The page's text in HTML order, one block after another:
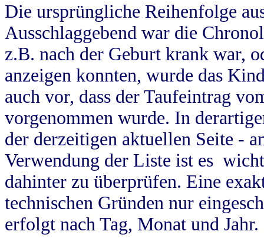
Die ursprüngliche Reihenfolge
Ausschlaggebend war die
z.B. nach der Geburt krank war,
anzeigen konnten, wurde das
auch vor, dass der Taufeintrag
vorgenommen wurde. In
der derzeitigen aktuellen Seite -
Verwendung der Liste ist es
dahinter zu überprüfen. Eine
technischen Gründen nur
erfolgt nach Tag, Monat und Jahr.